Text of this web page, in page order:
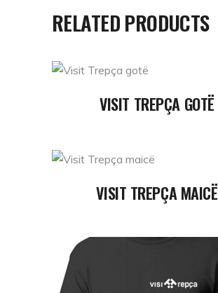
RELATED PRODUCTS
VISIT TREPÇA GOTË
VISIT TREPÇA MAICË